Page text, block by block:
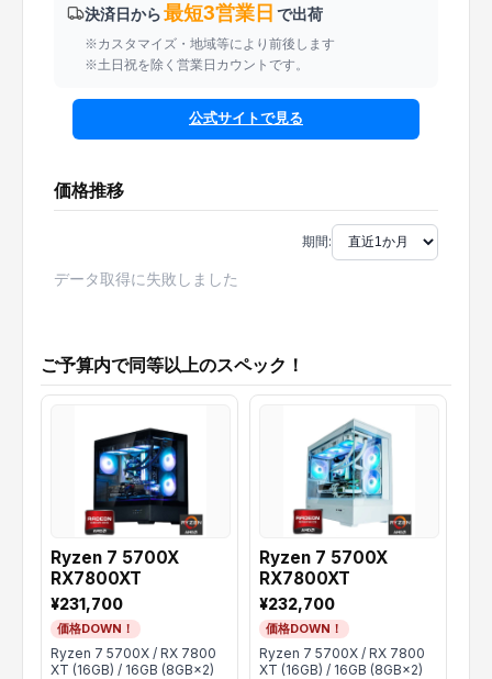
決済日から最短3営業日 で出荷
※カスタマイズ・地域等により前後します
※土日祝を除く営業日カウントです。
公式サイトで見る
価格推移
期間:
データ取得に失敗しました
ご予算内で同等以上のスペック！
Ryzen 7 5700X
RX7800XT
¥231,700
価格DOWN！
Ryzen 7 5700X / RX 7800
XT (16GB) / 16GB (8GB×2)
Ryzen 7 5700X
RX7800XT
¥232,700
価格DOWN！
Ryzen 7 5700X / RX 7800
XT (16GB) / 16GB (8GB×2)